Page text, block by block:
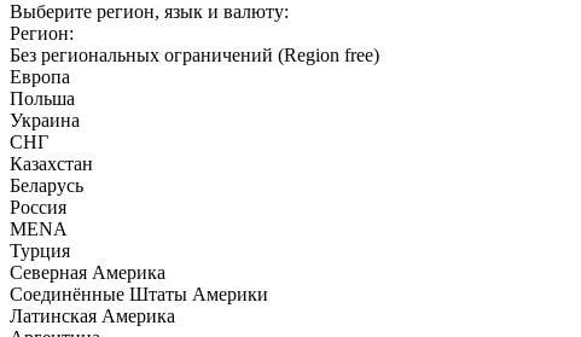
Выберите регион, язык и валюту:
Регион:
Без региональных ограничений (Region free)
Европа
Польша
Украина
СНГ
Казахстан
Беларусь
Россия
MENA
Турция
Северная Америка
Соединённые Штаты Америки
Латинская Америка